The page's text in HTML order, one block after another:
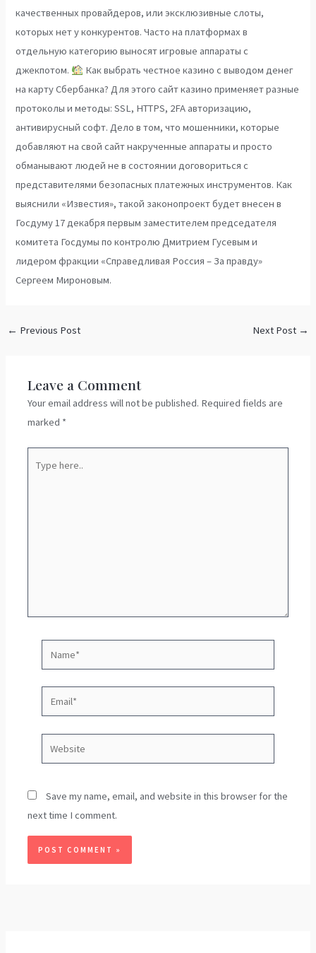
качественных провайдеров, или эксклюзивные слоты,
которых нет у конкурентов. Часто на платформах в
отдельную категорию выносят игровые аппараты с
джекпотом.
Как выбрать честное казино с выводом денег
на карту Сбербанка? Для этого сайт казино применяет разные
протоколы и методы: SSL, HTTPS, 2FA авторизацию,
антивирусный софт. Дело в том, что мошенники, которые
добавляют на свой сайт накрученные аппараты и просто
обманывают людей не в состоянии договориться с
представителями безопасных платежных инструментов. Как
выяснили «Известия», такой законопроект будет внесен в
Госдуму 17 декабря первым заместителем председателя
комитета Госдумы по контролю Дмитрием Гусевым и
лидером фракции «Справедливая Россия – За правду»
Сергеем Мироновым.
← Previous Post Next Post →
Leave a Comment
Your email address will not be published. Required fields are
marked *
here..
Website
Save my name, email, and website in this browser for the
next time I comment.